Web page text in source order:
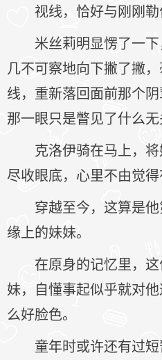
视线，恰好与刚刚勒
米丝莉明显愣了一
几不可察地向下撇了撇
线，重新落回面前那个
那一眼只是瞥见了什么无
克洛伊骑在马上，
尽收眼底，心里不由觉得
穿越至今，这算是
缘上的妹妹。
在原身的记忆里，
妹，自懂事起似乎就对
么好脸色。
童年时或许还有过